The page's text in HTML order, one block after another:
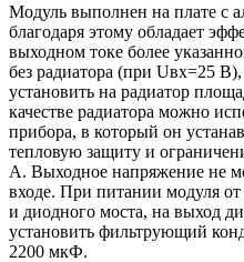
Модуль выполнен на плате с
благодаря этому обладает
выходном токе более
без радиатора (при Uвх=25
установить на радиатор
качестве радиатора можно
прибора, в который он
тепловую защиту и
А. Выходное напряжение не
входе. При питании модуля
и диодного моста, на выход
установить фильтрующий
2200 мкФ.